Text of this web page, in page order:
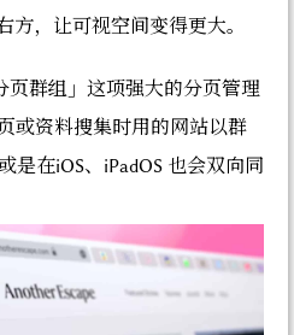
方，让可视空间变得更大。
页群组」这项强大的分页管理
或资料搜集时用的网站以群
是在iOS、iPadOS 也会双向同